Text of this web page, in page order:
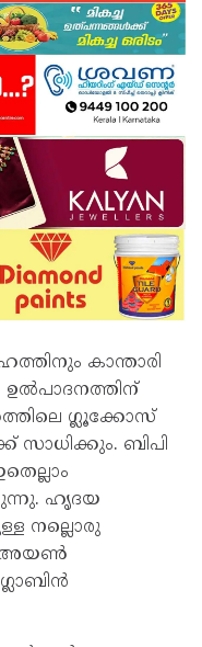
കാന്താരി
ഗ്ലൂക്കോസ്
സാധിക്കും. ബിപി
ഹൃദയ
നല്ലൊരു
അയണ്‍